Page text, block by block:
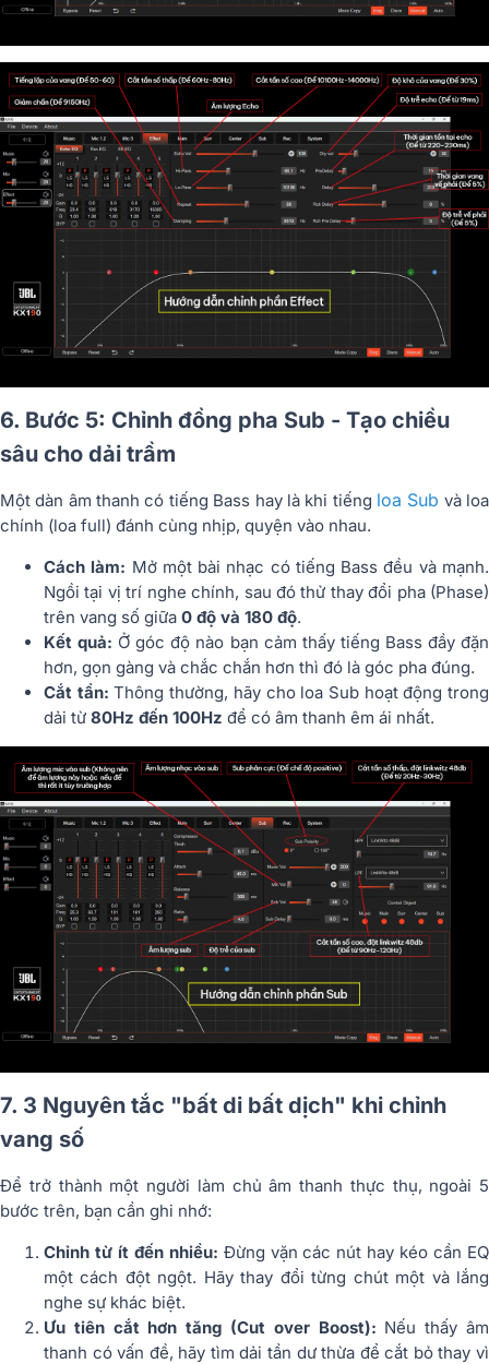
6. Bước 5: Chỉnh đồng pha Sub - Tạo chiều
sâu cho dải trầm
Một dàn âm thanh có tiếng Bass hay là khi tiếng loa Sub và loa
chính (loa full) đánh cùng nhịp, quyện vào nhau.
Cách làm: Mở một bài nhạc có tiếng Bass đều và mạnh.
Ngồi tại vị trí nghe chính, sau đó thử thay đổi pha (Phase)
trên vang số giữa 0 độ và 180 độ.
Kết quả: Ở góc độ nào bạn cảm thấy tiếng Bass đầy đặn
hơn, gọn gàng và chắc chắn hơn thì đó là góc pha đúng.
Cắt tần: Thông thường, hãy cho loa Sub hoạt động trong
dải từ 80Hz đến 100Hz để có âm thanh êm ái nhất.
7. 3 Nguyên tắc "bất di bất dịch" khi chỉnh
vang số
Để trở thành một người làm chủ âm thanh thực thụ, ngoài 5
bước trên, bạn cần ghi nhớ:
Chỉnh từ ít đến nhiều: Đừng vặn các nút hay kéo cần EQ
một cách đột ngột. Hãy thay đổi từng chút một và lắng
nghe sự khác biệt.
Ưu tiên cắt hơn tăng (Cut over Boost): Nếu thấy âm
thanh có vấn đề, hãy tìm dải tần dư thừa để cắt bỏ thay vì